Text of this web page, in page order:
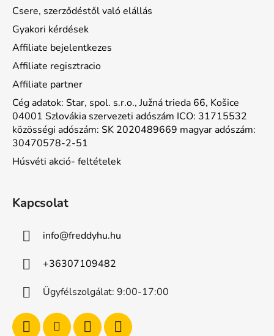
Csere, szerződéstől való elállás
Gyakori kérdések
Affiliate bejelentkezes
Affiliate regisztracio
Affiliate partner
Cég adatok: Star, spol. s.r.o., Južná trieda 66, Košice
04001 Szlovákia szervezeti adószám ICO: 31715532
közösségi adószám: SK 2020489669 magyar adószám:
30470578-2-51
Húsvéti akció- feltételek
Kapcsolat
info@freddyhu.hu
+36307109482
Ügyfélszolgálat: 9:00-17:00